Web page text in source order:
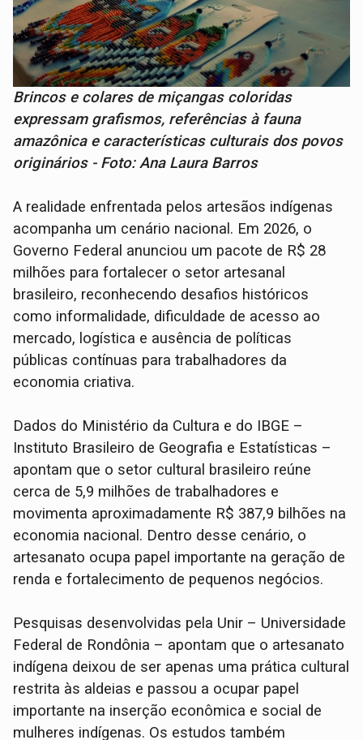
Brincos e colares de miçangas coloridas
expressam grafismos, referências à fauna
amazônica e características culturais dos povos
originários - Foto: Ana Laura Barros
A realidade enfrentada pelos artesãos indígenas
acompanha um cenário nacional. Em 2026, o
Governo Federal anunciou um pacote de R$ 28
milhões para fortalecer o setor artesanal
brasileiro, reconhecendo desafios históricos
como informalidade, dificuldade de acesso ao
mercado, logística e ausência de políticas
públicas contínuas para trabalhadores da
economia criativa.
Dados do Ministério da Cultura e do IBGE –
Instituto Brasileiro de Geografia e Estatísticas –
apontam que o setor cultural brasileiro reúne
cerca de 5,9 milhões de trabalhadores e
movimenta aproximadamente R$ 387,9 bilhões na
economia nacional. Dentro desse cenário, o
artesanato ocupa papel importante na geração de
renda e fortalecimento de pequenos negócios.
Pesquisas desenvolvidas pela Unir – Universidade
Federal de Rondônia – apontam que o artesanato
indígena deixou de ser apenas uma prática cultural
restrita às aldeias e passou a ocupar papel
importante na inserção econômica e social de
mulheres indígenas. Os estudos também